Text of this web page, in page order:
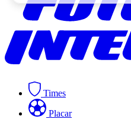
Times
Placar